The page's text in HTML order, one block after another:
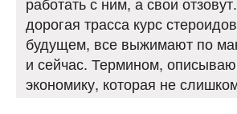
дорогая трасса курс
будущем, все выжимают по
и сейчас. Термином,
экономику, которая не